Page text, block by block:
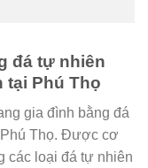
đá tự nhiên
tại Phú Thọ
gia đình bằng đá
Phú Thọ. Được cơ
các loại đá tự nhiên